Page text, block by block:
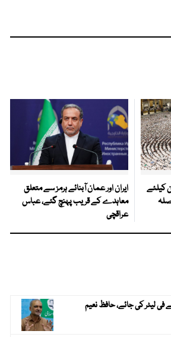
کیلئے
ایران اور عمان آبنائے ہرمز سے متعلق
معاہدے کے قریب پہنچ گئے، عباس
عراقچی
کی قیمت 228 روپے فی لیٹر کی جائے، حافظ نعیم